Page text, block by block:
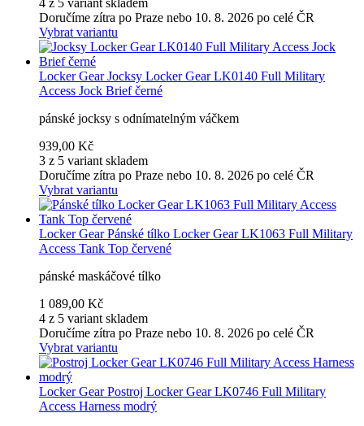
4 z 5 variant skladem
Doručíme zítra po Praze nebo 10. 8. 2026 po celé ČR
Vybrat variantu
Locker Gear Jocksy Locker Gear LK0140 Full Military
Access Jock Brief černé
pánské jocksy s odnímatelným váčkem
939,00 Kč
3 z 5 variant skladem
Doručíme zítra po Praze nebo 10. 8. 2026 po celé ČR
Vybrat variantu
Locker Gear Pánské tílko Locker Gear LK1063 Full Military
Access Tank Top červené
pánské maskáčové tílko
1 089,00 Kč
4 z 5 variant skladem
Doručíme zítra po Praze nebo 10. 8. 2026 po celé ČR
Vybrat variantu
Locker Gear Postroj Locker Gear LK0746 Full Military
Access Harness modrý